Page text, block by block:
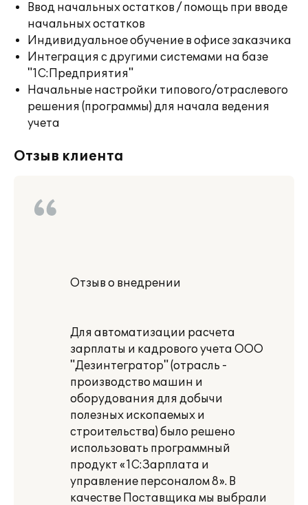
Ввод начальных остатков / помощь при вводе
начальных остатков
Индивидуальное обучение в офисе заказчика
Интеграция с другими системами на базе
"1С:Предприятия"
Начальные настройки типового/отраслевого
решения (программы) для начала ведения
учета
Отзыв клиента
Отзыв о внедрении
Для автоматизации расчета
зарплаты и кадрового учета ООО
"Дезинтегратор" (отрасль -
производство машин и
оборудования для добычи
полезных ископаемых и
строительства) было решено
использовать программный
продукт «1С:Зарплата и
управление персоналом 8». В
качестве Поставщика мы выбрали